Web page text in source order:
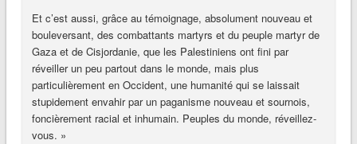
Et c’est aussi, grâce au témoignage, absolument nouveau et
bouleversant, des combattants martyrs et du peuple martyr de
Gaza et de Cisjordanie, que les Palestiniens ont fini par
réveiller un peu partout dans le monde, mais plus
particulièrement en Occident, une humanité qui se laissait
stupidement envahir par un paganisme nouveau et sournois,
foncièrement racial et inhumain. Peuples du monde, réveillez-
vous. »